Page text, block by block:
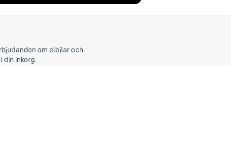
om elbilar och
din inkorg.